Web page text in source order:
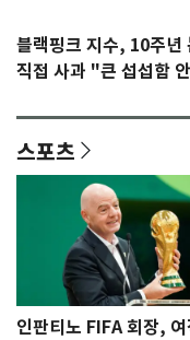
블랙핑크 지수, 10주년
직접 사과 "큰 섭섭함
스포츠
인판티노 FIFA 회장,